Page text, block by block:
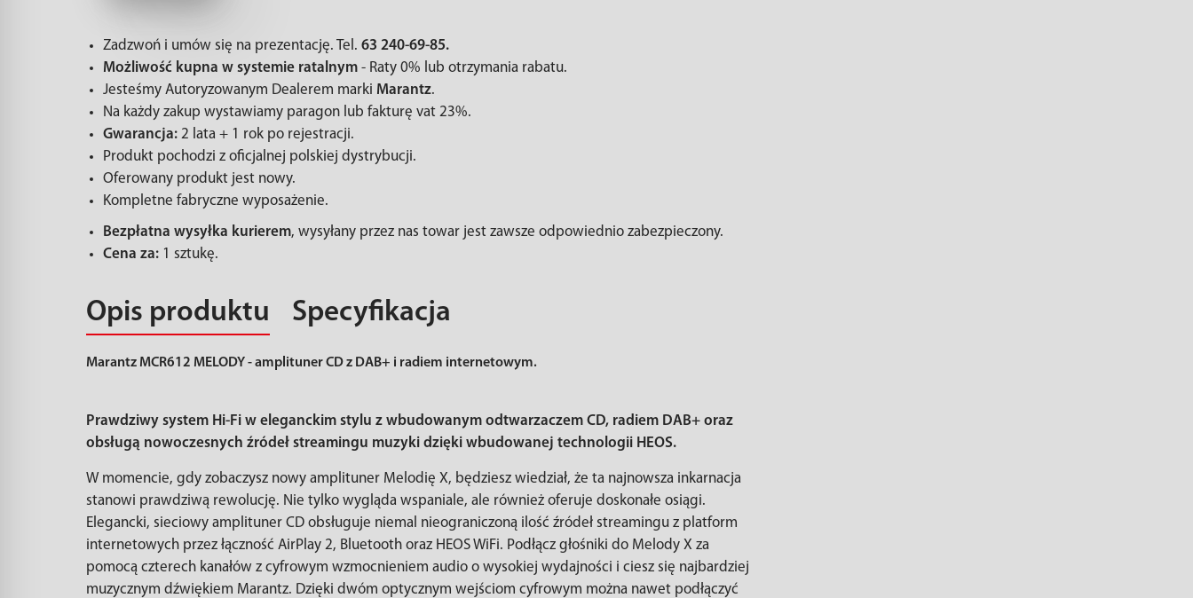
Zadzwoń i umów się na prezentację. Tel. 63 240-69-85.
Możliwość kupna w systemie ratalnym - Raty 0% lub otrzymania rabatu.
Jesteśmy Autoryzowanym Dealerem marki Marantz.
Na każdy zakup wystawiamy paragon lub fakturę vat 23%.
Gwarancja: 2 lata + 1 rok po rejestracji.
Produkt pochodzi z oficjalnej polskiej dystrybucji.
Oferowany produkt jest nowy.
Kompletne fabryczne wyposażenie.
Bezpłatna wysyłka kurierem, wysyłany przez nas towar jest zawsze odpowiednio zabezpieczony.
Cena za: 1 sztukę.
Opis produktu Specyfikacja
Marantz MCR612 MELODY - amplituner CD z DAB+ i radiem internetowym.
Prawdziwy system Hi-Fi w eleganckim stylu z wbudowanym odtwarzaczem CD, radiem DAB+ oraz
obsługą nowoczesnych źródeł streamingu muzyki dzięki wbudowanej technologii HEOS.
W momencie, gdy zobaczysz nowy amplituner Melodię X, będziesz wiedział, że ta najnowsza inkarnacja
stanowi prawdziwą rewolucję. Nie tylko wygląda wspaniale, ale również oferuje doskonałe osiągi.
Elegancki, sieciowy amplituner CD obsługuje niemal nieograniczoną ilość źródeł streamingu z platform
internetowych przez łączność AirPlay 2, Bluetooth oraz HEOS WiFi. Podłącz głośniki do Melody X za
pomocą czterech kanałów z cyfrowym wzmocnieniem audio o wysokiej wydajności i ciesz się najbardziej
muzycznym dźwiękiem Marantz. Dzięki dwóm optycznym wejściom cyfrowym można nawet podłączyć